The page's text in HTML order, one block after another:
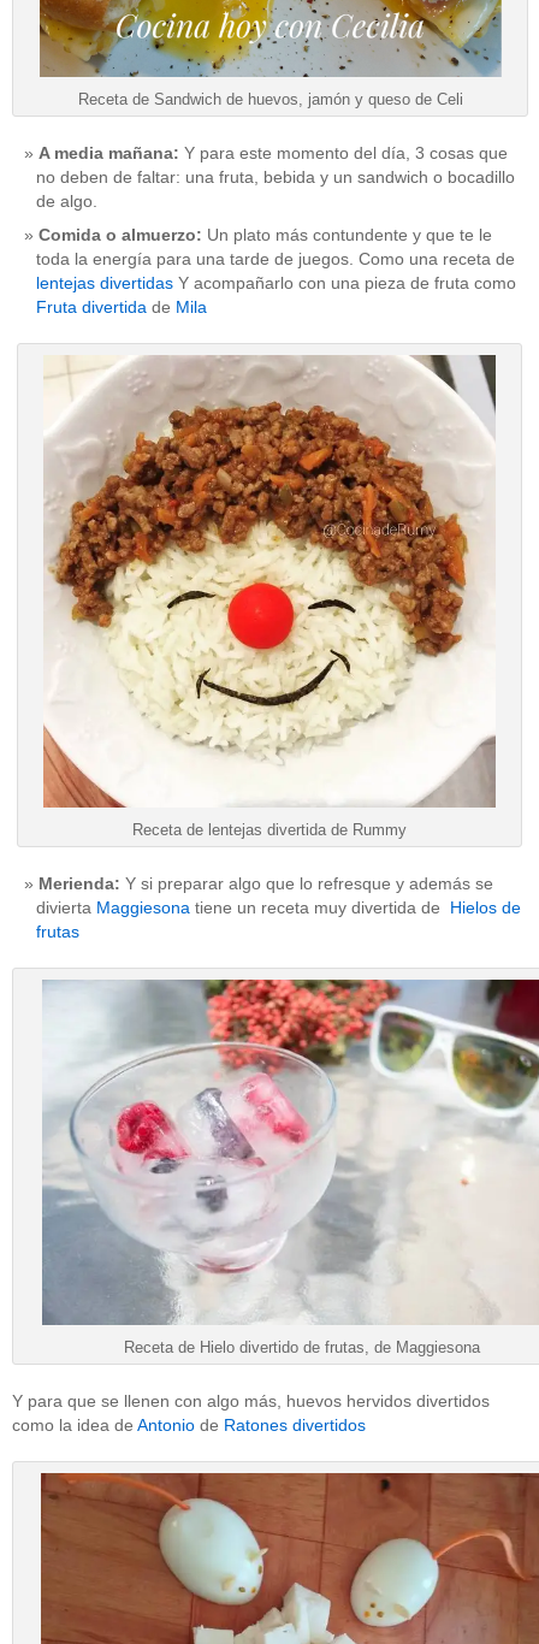
Receta de Sandwich de huevos, jamón y queso de Celi
A media mañana: Y para este momento del día, 3 cosas que
no deben de faltar: una fruta, bebida y un sandwich o bocadillo
de algo.
Comida o almuerzo: Un plato más contundente y que te le
toda la energía para una tarde de juegos. Como una receta de
lentejas divertidas Y acompañarlo con una pieza de fruta como
Fruta divertida de Mila
Receta de lentejas divertida de Rummy
Merienda: Y si preparar algo que lo refresque y además se
divierta Maggiesona tiene un receta muy divertida de Hielos de
frutas
Receta de Hielo divertido de frutas, de Maggiesona
Y para que se llenen con algo más, huevos hervidos divertidos
como la idea de Antonio de Ratones divertidos